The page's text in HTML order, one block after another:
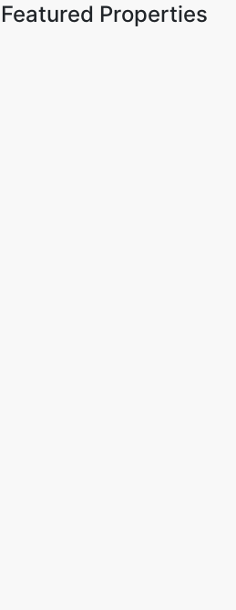
Featured Properties